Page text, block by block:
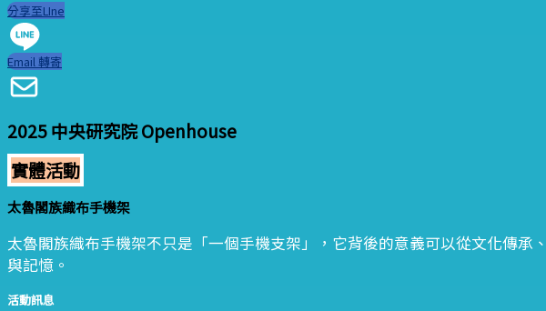
分享至LIne
Email 轉寄
2025 中央研究院 Openhouse
實體活動
太魯閣族織布手機架
太魯閣族織布手機架不只是「一個手機支架」，它背後的意義可以從文化傳
與記憶。
活動訊息